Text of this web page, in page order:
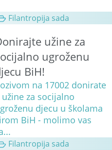
Filantropija sada
užine za
ugroženu
BiH!
na 17002 donirate
užine za socijalno
djecu u školama
BiH - molimo vas
Filantropija sada